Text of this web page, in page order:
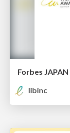
Forbes
libinc